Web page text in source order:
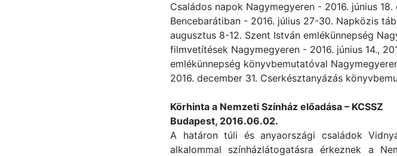
Családos napok Nagymegyeren - 2016. június
Bencebarátiban - 2016. július 27-30. Napközis
augusztus 8-12. Szent István emlékünnepség
filmvetítések Nagymegyeren - 2016. június 14.,
emlékünnepség könyvbemutatóval
2016. december 31. Cserkésztanyázás
Körhinta a Nemzeti Színház előadása – KCSSZ
Budapest, 2016.06.02.
A határon túli és anyaországi családok
alkalommal színházlátogatásra érkeznek a